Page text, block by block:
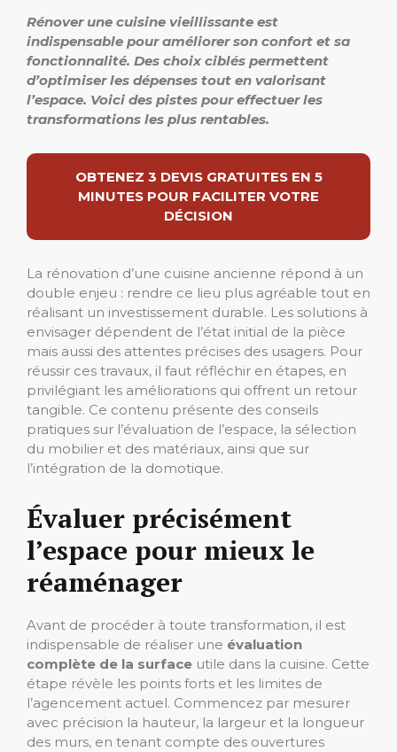
Rénover une cuisine vieillissante est
indispensable pour améliorer son confort et sa
fonctionnalité. Des choix ciblés permettent
d’optimiser les dépenses tout en valorisant
l’espace. Voici des pistes pour effectuer les
transformations les plus rentables.
OBTENEZ 3 DEVIS GRATUITES EN 5
MINUTES POUR FACILITER VOTRE
DÉCISION
La rénovation d’une cuisine ancienne répond à un
double enjeu : rendre ce lieu plus agréable tout en
réalisant un investissement durable. Les solutions à
envisager dépendent de l’état initial de la pièce
mais aussi des attentes précises des usagers. Pour
réussir ces travaux, il faut réfléchir en étapes, en
privilégiant les améliorations qui offrent un retour
tangible. Ce contenu présente des conseils
pratiques sur l’évaluation de l’espace, la sélection
du mobilier et des matériaux, ainsi que sur
l’intégration de la domotique.
Évaluer précisément
l’espace pour mieux le
réaménager
Avant de procéder à toute transformation, il est
indispensable de réaliser une évaluation
complète de la surface utile dans la cuisine. Cette
étape révèle les points forts et les limites de
l’agencement actuel. Commencez par mesurer
avec précision la hauteur, la largeur et la longueur
des murs, en tenant compte des ouvertures